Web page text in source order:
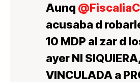
Aunq
acusaba d
10 MDP al zar d
ayer NI
VINCULADA a